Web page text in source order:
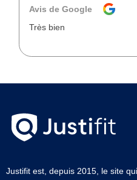
Avis de Google
Très bien
Justifit est, depuis 2015, le site